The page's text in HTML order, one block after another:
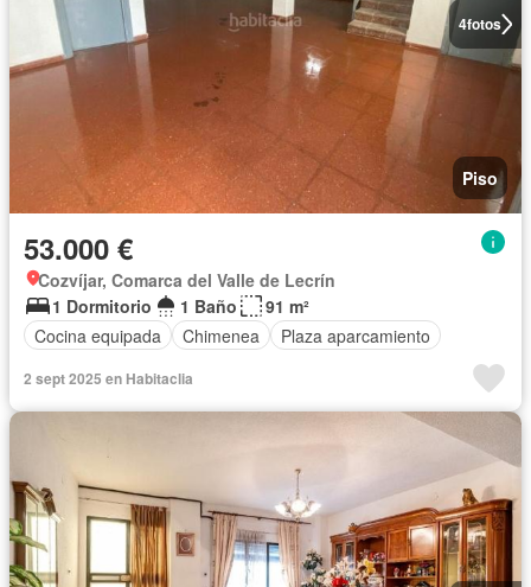
4fotos
Piso
53.000 €
Cozvíjar, Comarca del Valle de Lecrín
1 Dormitorio
1 Baño
91 m²
Cocina equipada
Chimenea Plaza aparcamiento
2 sept 2025 en Habitaclia